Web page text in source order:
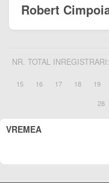
Robert
NR. TOTAL
15
16 17 18 19
28
VREMEA